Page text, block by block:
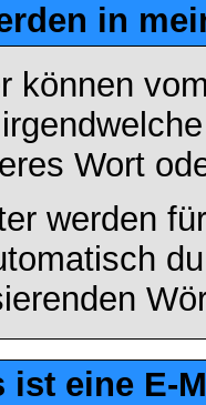
in
können
Wort
werden
ist eine E-